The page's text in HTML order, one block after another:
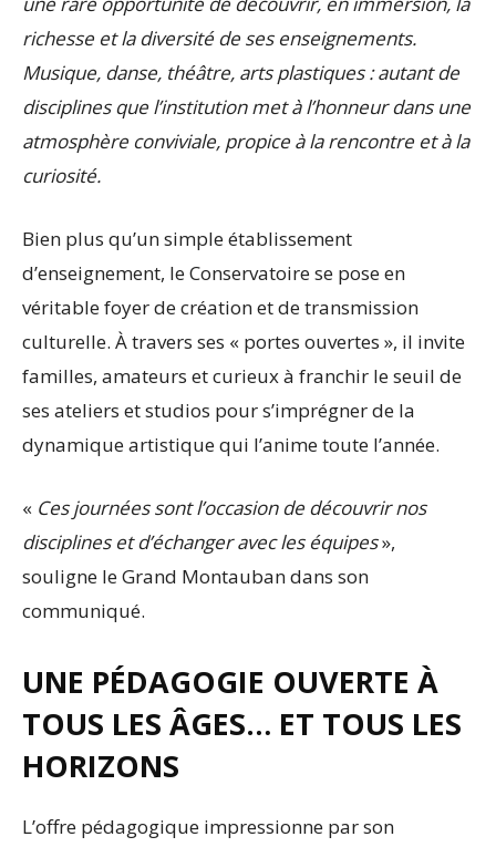
richesse et la diversité de ses enseignements.
Musique, danse, théâtre, arts plastiques : autant de
disciplines que l’institution met à l’honneur dans une
atmosphère conviviale, propice à la rencontre et à la
curiosité.
Bien plus qu’un simple établissement
d’enseignement, le Conservatoire se pose en
véritable foyer de création et de transmission
culturelle. À travers ses « portes ouvertes », il invite
familles, amateurs et curieux à franchir le seuil de
ses ateliers et studios pour s’imprégner de la
dynamique artistique qui l’anime toute l’année.
« Ces journées sont l’occasion de découvrir nos
disciplines et d’échanger avec les équipes»,
souligne le Grand Montauban dans son
communiqué.
UNE PÉDAGOGIE OUVERTE À
TOUS LES ÂGES… ET TOUS LES
HORIZONS
L’offre pédagogique impressionne par son